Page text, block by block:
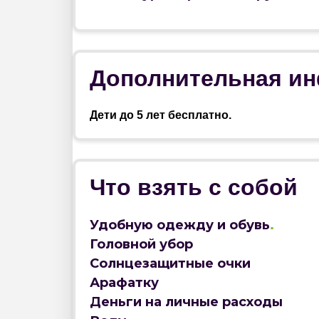
Дополнительная
Дети до 5 лет бесплатно.
Что взять с собой
Удобную одежду и обувь.
Головной убор
Солнцезащитные очки
Арафатку
Деньги на личные расходы